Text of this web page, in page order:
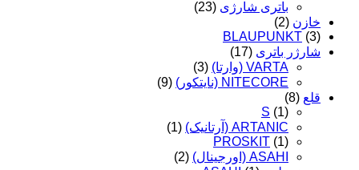
باتری شارژی (23)
خازن (2)
BLAUPUNKT (3)
شارژر باتری (17)
VARTA (وارتا)
(3)
NITECORE (نایتکور)
(9)
قلع (8)
S (1)
ARTANIC (آرتانیک)
(1)
PROSKIT (1)
ASAHI (اورجینال)
(2)